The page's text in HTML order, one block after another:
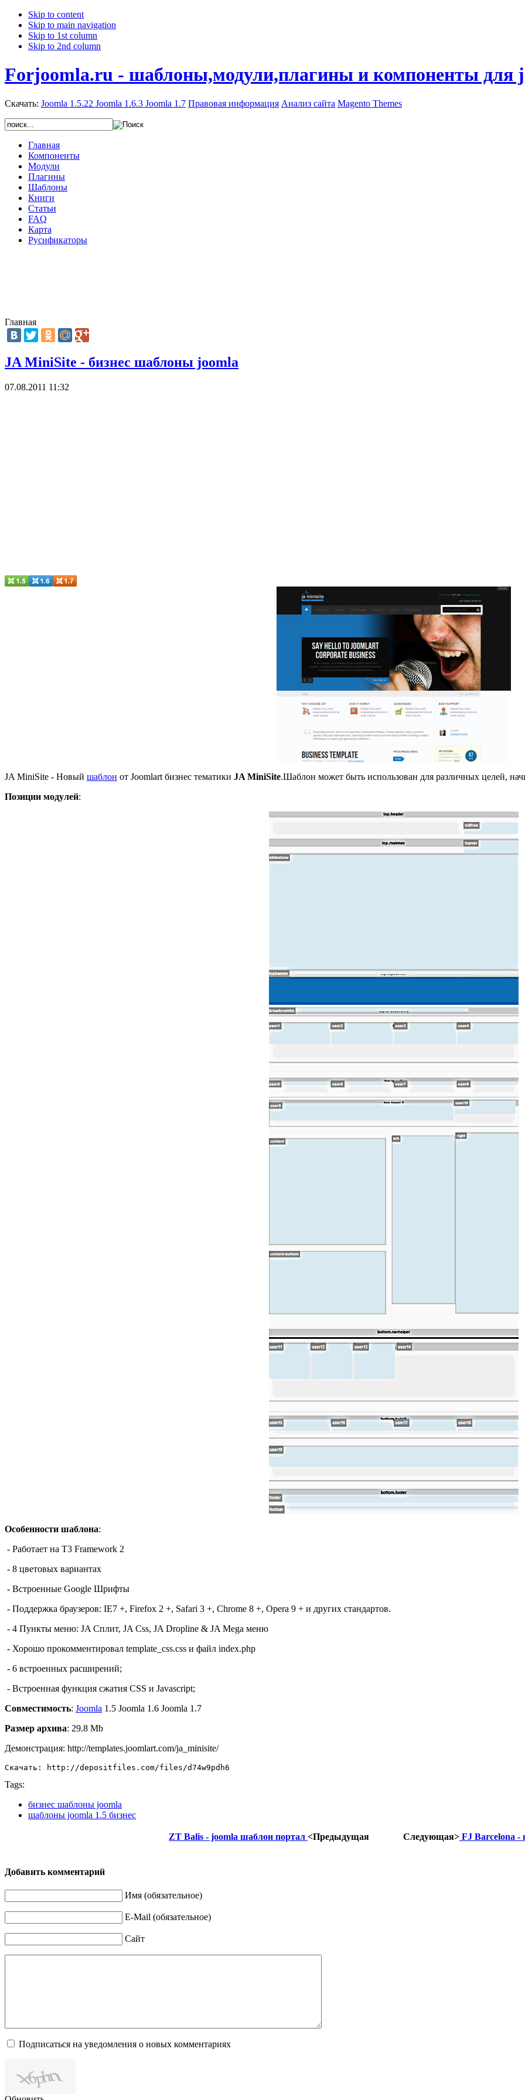
Skip to content
Skip to main navigation
Skip to 1st column
Skip to 2nd column
Forjoomla.ru - шаблоны,модули,плагины и компоненты для
Скачать: Joomla 1.5.22 Joomla 1.6.3 Joomla 1.7 Правовая информация Анализ сайта Magento Themes
Главная
Компоненты
Модули
Плагины
Шаблоны
Книги
Статьи
FAQ
Карта
Русификаторы
Главная
JA MiniSite - бизнес шаблоны joomla
07.08.2011 11:32
JA MiniSite - Новый шаблон от Joomlart бизнес тематики JA MiniSite.Шаблон может быть использован для различных целей,
Позиции модулей:
Особенности шаблона:
- Работает на T3 Framework 2
- 8 цветовых вариантах
- Встроенные Google Шрифты
- Поддержка браузеров: IE7 +, Firefox 2 +, Safari 3 +, Chrome 8 +, Opera 9 + и других стандартов.
- 4 Пункты меню: JA Сплит, JA Css, JA Dropline & JA Mega меню
- Хорошо прокомментировал template_css.css и файл index.php
- 6 встроенных расширений;
- Встроенная функция сжатия CSS и Javascript;
Совместимость: Joomla 1.5 Joomla 1.6 Joomla 1.7
Размер архива: 29.8 Mb
Демонстрация: http://templates.joomlart.com/ja_minisite/
Скачать: http://depositfiles.com/files/d74w9pdh6
Tags:
бизнес шаблоны joomla
шаблоны joomla 1.5 бизнес
ZT Balis - joomla шаблон портал <Предыдущая Следующая> FJ Barcelona -
Добавить комментарий
Имя (обязательное)
E-Mail (обязательное)
Сайт
Подписаться на уведомления о новых комментариях